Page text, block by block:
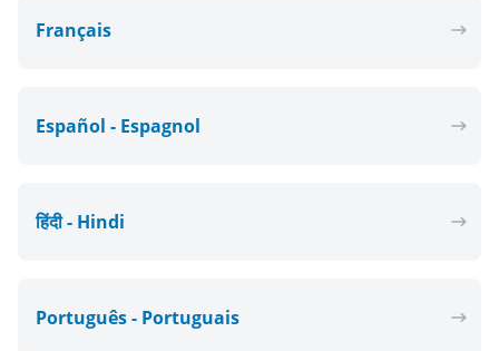
Français
Español - Espagnol
हिंदी - Hindi
Português - Portuguais